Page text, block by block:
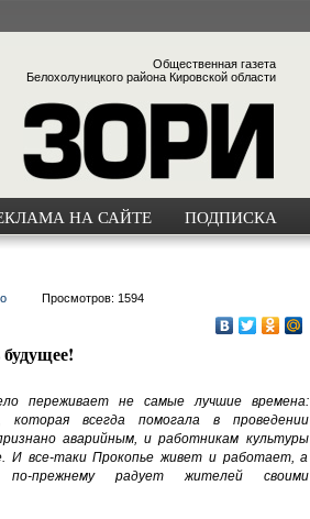
Общественная газета
Белохолуницкого района Кировской области
НА САЙТЕ ПОДПИСКА
Просмотров: 1594
переживает не самые лучшие времена:
которая всегда помогала в проведении
аварийным, и работникам культуры
И все-таки Прокопье живет и работает, а
прежнему радует жителей своими